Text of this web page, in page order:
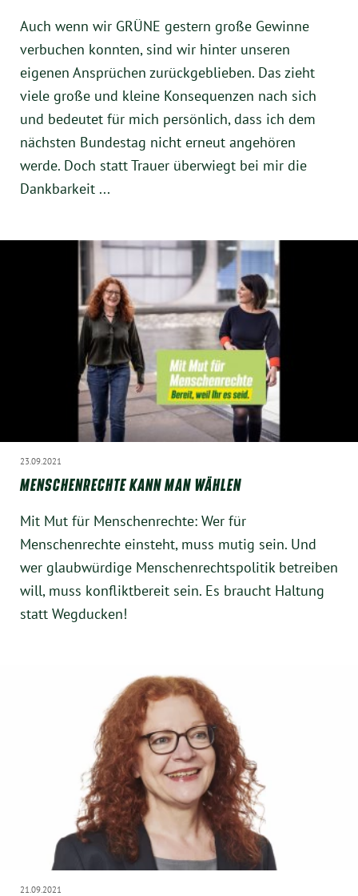
Twitter
YouTube
Facebook
Instagram
Auch wenn wir GRÜNE gestern große Gewinne
verbuchen konnten, sind wir hinter unseren
eigenen Ansprüchen zurückgeblieben. Das zieht
viele große und kleine Konsequenzen nach sich
und bedeutet für mich persönlich, dass ich dem
nächsten Bundestag nicht erneut angehören
werde. Doch statt Trauer überwiegt bei mir die
Dankbarkeit ...
23.09.2021
MENSCHENRECHTE KANN MAN WÄHLEN
Mit Mut für Menschenrechte: Wer für
Menschenrechte einsteht, muss mutig sein. Und
wer glaubwürdige Menschenrechtspolitik betreiben
will, muss konfliktbereit sein. Es braucht Haltung
statt Wegducken!
21.09.2021